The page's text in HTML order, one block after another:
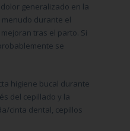
generalizado en la
durante el
tras el parto. Si
se
higiene bucal durante
del cepillado y la
cinta dental, cepillos